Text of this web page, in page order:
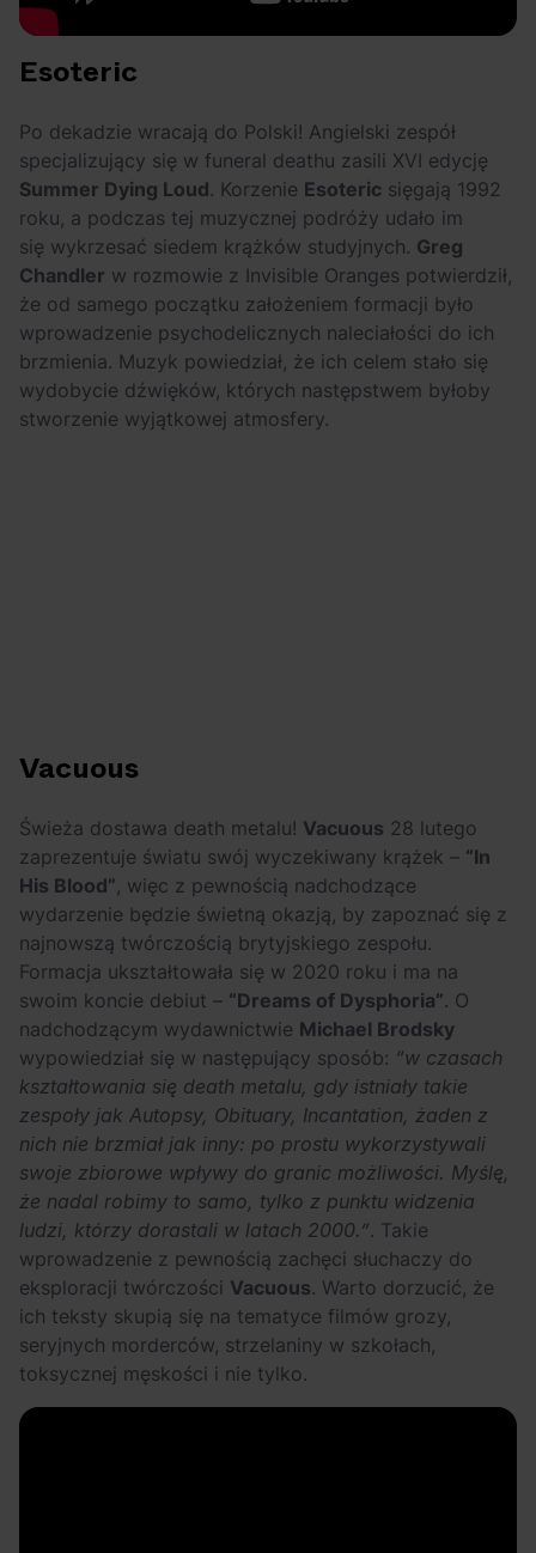
Esoteric
Po dekadzie wracają do Polski! Angielski zespół
specjalizujący się w funeral deathu zasili XVI edycję
Summer Dying Loud. Korzenie Esoteric sięgają 1992
roku, a podczas tej muzycznej podróży udało im
się wykrzesać siedem krążków studyjnych. Greg
Chandler w rozmowie z Invisible Oranges potwierdził,
że od samego początku założeniem formacji było
wprowadzenie psychodelicznych naleciałości do ich
brzmienia. Muzyk powiedział, że ich celem stało się
wydobycie dźwięków, których następstwem byłoby
stworzenie wyjątkowej atmosfery.
Vacuous
Świeża dostawa death metalu! Vacuous 28 lutego
zaprezentuje światu swój wyczekiwany krążek – “In
His Blood”, więc z pewnością nadchodzące
wydarzenie będzie świetną okazją, by zapoznać się z
najnowszą twórczością brytyjskiego zespołu.
Formacja ukształtowała się w 2020 roku i ma na
swoim koncie debiut – “Dreams of Dysphoria”. O
nadchodzącym wydawnictwie Michael Brodsky
wypowiedział się w następujący sposób: “w czasach
kształtowania się death metalu, gdy istniały takie
zespoły jak Autopsy, Obituary, Incantation, żaden z
nich nie brzmiał jak inny: po prostu wykorzystywali
swoje zbiorowe wpływy do granic możliwości. Myślę,
że nadal robimy to samo, tylko z punktu widzenia
ludzi, którzy dorastali w latach 2000.”. Takie
wprowadzenie z pewnością zachęci słuchaczy do
eksploracji twórczości Vacuous. Warto dorzucić, że
ich teksty skupią się na tematyce filmów grozy,
seryjnych morderców, strzelaniny w szkołach,
toksycznej męskości i nie tylko.